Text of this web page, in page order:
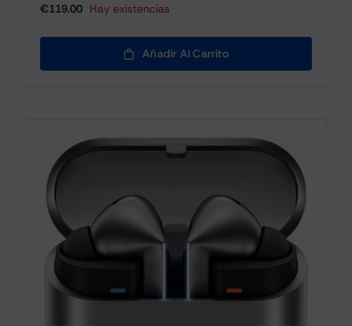
€119.00 Hay existencias
Añadir Al Carrito